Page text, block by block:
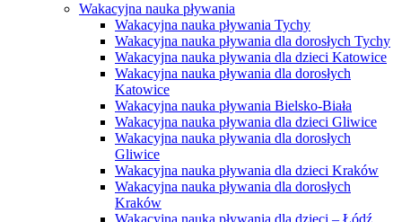
Wakacyjna nauka pływania
Wakacyjna nauka pływania Tychy
Wakacyjna nauka pływania dla dorosłych Tychy
Wakacyjna nauka pływania dla dzieci Katowice
Wakacyjna nauka pływania dla dorosłych
Katowice
Wakacyjna nauka pływania Bielsko-Biała
Wakacyjna nauka pływania dla dzieci Gliwice
Wakacyjna nauka pływania dla dorosłych
Gliwice
Wakacyjna nauka pływania dla dzieci Kraków
Wakacyjna nauka pływania dla dorosłych
Kraków
Wakacyjna nauka pływania dla dzieci – Łódź